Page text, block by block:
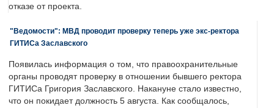
отказе от проекта.
"Ведомости": МВД проводит проверку теперь уже экс-ректора
ГИТИСа Заславского
Появилась информация о том, что правоохранительные
органы проводят проверку в отношении бывшего ректора
ГИТИСа Григория Заславского. Накануне стало известно,
что он покидает должность 5 августа. Как сообщалось,